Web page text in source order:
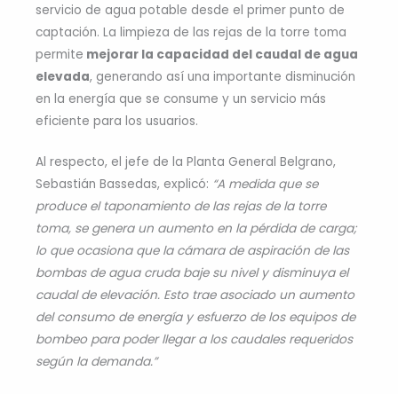
servicio de agua potable desde el primer punto de
captación. La limpieza de las rejas de la torre toma
permite mejorar la capacidad del caudal de agua
elevada, generando así una importante disminución
en la energía que se consume y un servicio más
eficiente para los usuarios.
Al respecto, el jefe de la Planta General Belgrano,
Sebastián Bassedas, explicó: “A medida que se
produce el taponamiento de las rejas de la torre
toma, se genera un aumento en la pérdida de carga;
lo que ocasiona que la cámara de aspiración de las
bombas de agua cruda baje su nivel y disminuya el
caudal de elevación. Esto trae asociado un aumento
del consumo de energía y esfuerzo de los equipos de
bombeo para poder llegar a los caudales requeridos
según la demanda.”